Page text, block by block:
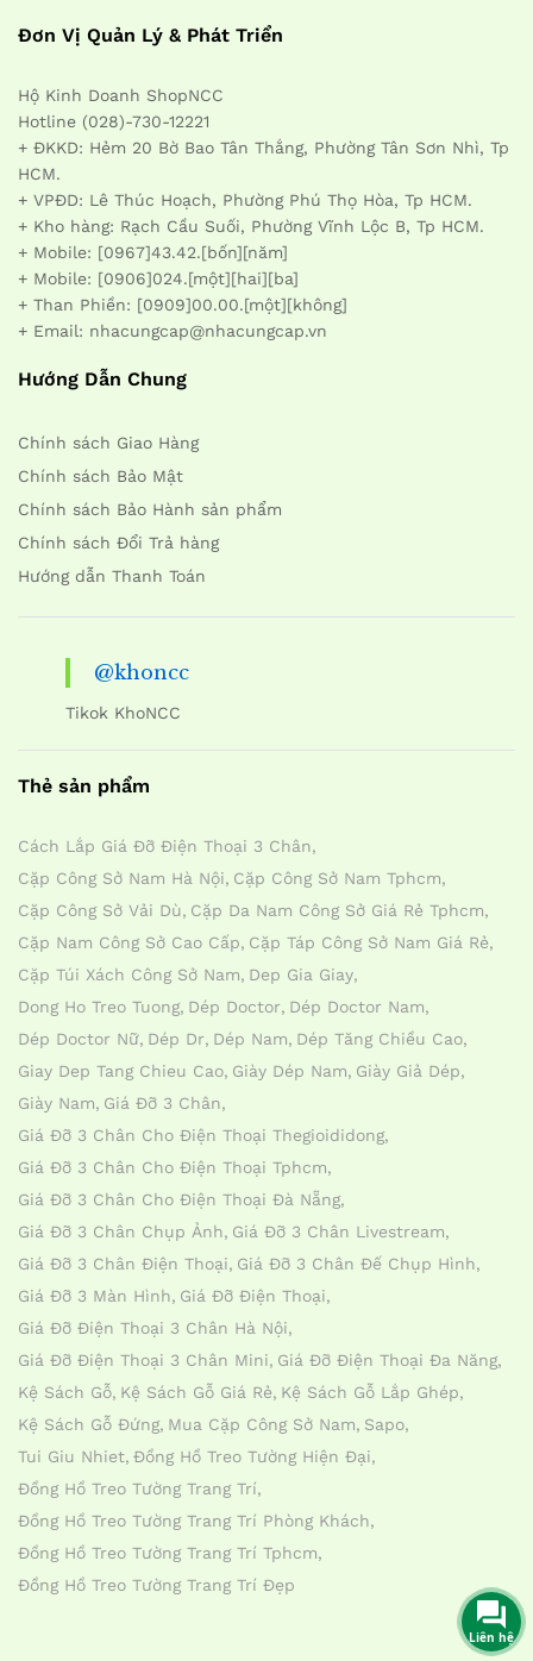
Đơn Vị Quản Lý & Phát Triển
Hộ Kinh Doanh ShopNCC
Hotline (028)-730-12221
+ ĐKKD: Hẻm 20 Bờ Bao Tân Thắng, Phường Tân Sơn Nhì, Tp
HCM.
+ VPĐD: Lê Thúc Hoạch, Phường Phú Thọ Hòa, Tp HCM.
+ Kho hàng: Rạch Cầu Suối, Phường Vĩnh Lộc B, Tp HCM.
+ Mobile: [0967]43.42.[bốn][năm]
+ Mobile: [0906]024.[một][hai][ba]
+ Than Phiền: [0909]00.00.[một][không]
+ Email: nhacungcap@nhacungcap.vn
Hướng Dẫn Chung
Chính sách Giao Hàng
Chính sách Bảo Mật
Chính sách Bảo Hành sản phẩm
Chính sách Đổi Trả hàng
Hướng dẫn Thanh Toán
@khoncc
Tikok KhoNCC
Thẻ sản phẩm
Cách Lắp Giá Đỡ Điện Thoại 3 Chân
Cặp Công Sở Nam Hà Nội Cặp Công Sở Nam Tphcm
Cặp Công Sở Vải Dù Cặp Da Nam Công Sở Giá Rẻ Tphcm
Cặp Nam Công Sở Cao Cấp Cặp Táp Công Sở Nam Giá Rẻ
Cặp Túi Xách Công Sở Nam Dep Gia Giay
Dong Ho Treo Tuong Dép Doctor Dép Doctor Nam
Dép Doctor Nữ Dép Dr Dép Nam Dép Tăng Chiều Cao
Giay Dep Tang Chieu Cao Giày Dép Nam Giày Giả Dép
Giày Nam Giá Đỡ 3 Chân
Giá Đỡ 3 Chân Cho Điện Thoại Thegioididong
Giá Đỡ 3 Chân Cho Điện Thoại Tphcm
Giá Đỡ 3 Chân Cho Điện Thoại Đà Nẵng
Giá Đỡ 3 Chân Chụp Ảnh Giá Đỡ 3 Chân Livestream
Giá Đỡ 3 Chân Điện Thoại Giá Đỡ 3 Chân Đế Chụp Hình
Giá Đỡ 3 Màn Hình Giá Đỡ Điện Thoại
Giá Đỡ Điện Thoại 3 Chân Hà Nội
Giá Đỡ Điện Thoại 3 Chân Mini Giá Đỡ Điện Thoại Đa Năng
Kệ Sách Gỗ Kệ Sách Gỗ Giá Rẻ Kệ Sách Gỗ Lắp Ghép
Kệ Sách Gỗ Đứng Mua Cặp Công Sở Nam Sapo
Tui Giu Nhiet Đồng Hồ Treo Tường Hiện Đại
Đồng Hồ Treo Tường Trang Trí
Đồng Hồ Treo Tường Trang Trí Phòng Khách
Đồng Hồ Treo Tường Trang Trí Tphcm
Đồng Hồ Treo Tường Trang Trí Đẹp
Liên hệ